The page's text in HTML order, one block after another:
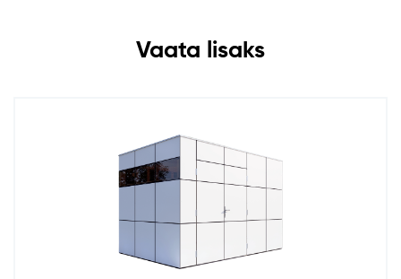
Vaata lisaks